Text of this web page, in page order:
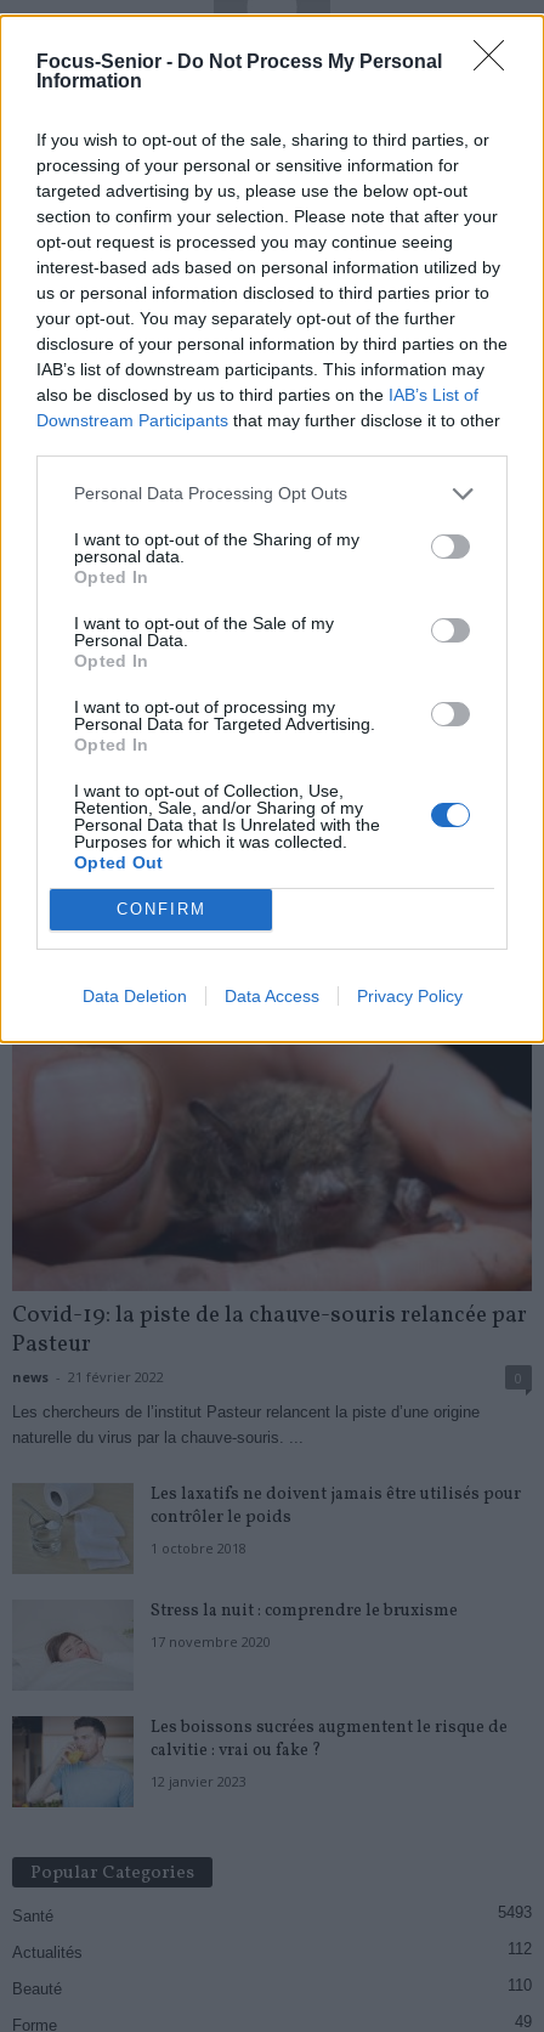
Focus-Senior - Do Not Process My Personal
Information
If you wish to opt-out of the sale, sharing to third parties, or
processing of your personal or sensitive information for
targeted advertising by us, please use the below opt-out
section to confirm your selection. Please note that after your
opt-out request is processed you may continue seeing
interest-based ads based on personal information utilized by
us or personal information disclosed to third parties prior to
your opt-out. You may separately opt-out of the further
disclosure of your personal information by third parties on the
IAB’s list of downstream participants. This information may
also be disclosed by us to third parties on the IAB’s List of
Downstream Participants that may further disclose it to other
Personal Data Processing Opt Outs
I want to opt-out of the Sharing of my
personal data.
Opted In
I want to opt-out of the Sale of my
Personal Data.
Opted In
I want to opt-out of processing my
Personal Data for Targeted Advertising.
Opted In
I want to opt-out of Collection, Use,
Retention, Sale, and/or Sharing of my
Personal Data that Is Unrelated with the
Purposes for which it was collected.
Opted Out
CONFIRM
Data Deletion Data Access Privacy Policy
RELATED ARTICLES MORE FROM AUTHOR
Santé
Sieste après 65 ans : la
clé pour préserver votre
cerveau ou le mettre en
danger
Santé
Ménopause et
problèmes urinaires : le
secret inattendu des
sous-vêtements à
découvrir
Santé
Ménopause précoce : le
risque accru
d’hypertension à ne pas
ignorer
Popular Posts
Appareil dentaire chez l’adulte : jusqu’à quel âge peut-on
l’envisager ?
Covid-19 : explosion de cas de rougeole en 2021
Crise cardiaque : le froid peut réduire les séquelles !
Covid-19 : le virus tue trois fois plus que la grippe saisonnière
21 décembre 2020
My Favorites
Covid-19: la piste de la chauve-souris relancée par
Pasteur
news - 21 février 2022
0
Les chercheurs de l’institut Pasteur relancent la piste d’une origine
naturelle du virus par la chauve-souris. ...
Les laxatifs ne doivent jamais être utilisés pour
contrôler le poids
1 octobre 2018
Stress la nuit : comprendre le bruxisme
17 novembre 2020
Les boissons sucrées augmentent le risque de
calvitie : vrai ou fake ?
12 janvier 2023
Popular Categories
Santé 5493
Actualités 112
Beauté 110
Forme 49